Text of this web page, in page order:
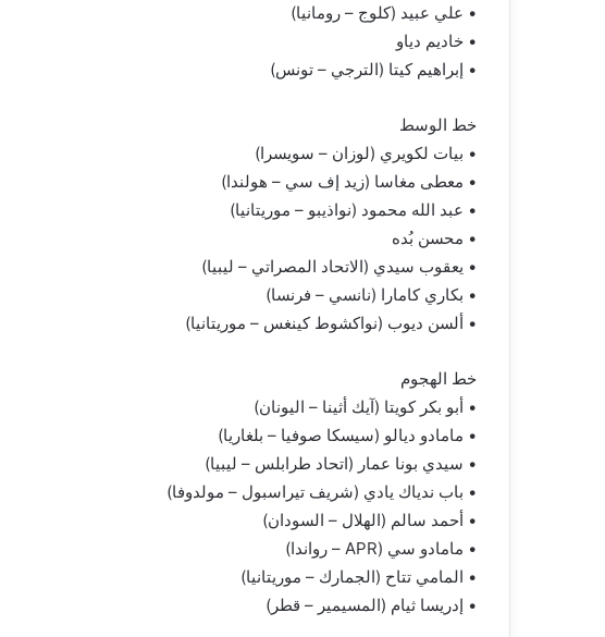
• علي عبيد (كلوج – رومانيا)
• خاديم دياو
• إبراهيم كيتا (الترجي – تونس)
خط الوسط
• بيات لكويري (لوزان – سويسرا)
• معطى مغاسا (زيد إف سي – هولندا)
• عبد الله محمود (نواذيبو – موريتانيا)
• محسن بُده
• يعقوب سيدي (الاتحاد المصراتي – ليبيا)
• بكاري كامارا (نانسي – فرنسا)
• ألسن ديوب (نواكشوط كينغس – موريتانيا)
خط الهجوم
• أبو بكر كويتا (آيك أثينا – اليونان)
• مامادو ديالو (سيسكا صوفيا – بلغاريا)
• سيدي بونا عمار (اتحاد طرابلس – ليبيا)
• باب ندياك يادي (شريف تيراسبول – مولدوفا)
• أحمد سالم (الهلال – السودان)
• مامادو سي (APR – رواندا)
• المامي تتاح (الجمارك – موريتانيا)
• إدريسا ثيام (المسيمير – قطر)